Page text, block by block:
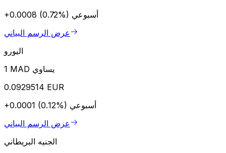
+0.0008 (0.72%) أسبوعي
عرض الرسم البياني
اليورو
1 MAD يساوي
0.0929514 EUR
+0.0001 (0.12%) أسبوعي
عرض الرسم البياني
الجنيه البريطاني